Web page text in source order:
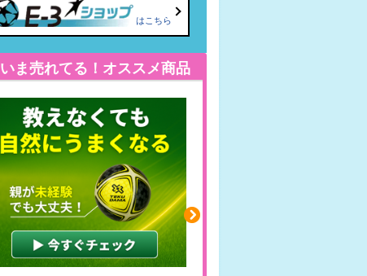
はこちら
いま売れてる！オススメ商品